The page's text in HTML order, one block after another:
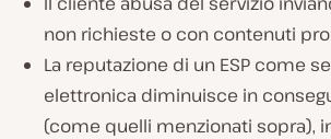
non richieste o con contenuti
La reputazione di un ESP come
elettronica diminuisce in
(come quelli menzionati sopra),